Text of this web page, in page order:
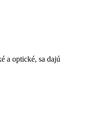
a optické, sa dajú